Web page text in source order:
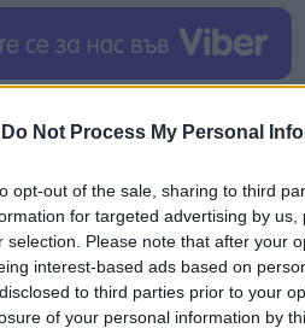
Do Not Process My Personal
opt-out of the sale, sharing to third
for targeted advertising by
selection. Please note that after your
interest-based ads based on
to third parties prior to your
of your personal information by
я популяризира,
чрез оптимизиране
на целевата
предоставя
заглавия на